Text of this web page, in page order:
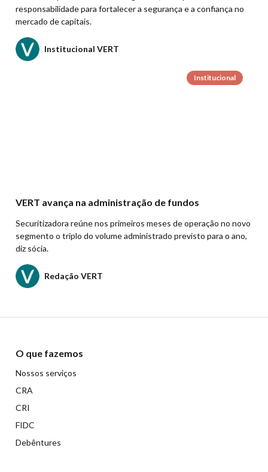
responsabilidade para fortalecer a segurança e a confiança no
mercado de capitais.
Institucional VERT
Institucional
VERT avança na administração de fundos
Securitizadora reúne nos primeiros meses de operação no novo
segmento o triplo do volume administrado previsto para o ano,
diz sócia.
Redação VERT
O que fazemos
Nossos serviços
CRA
CRI
FIDC
Debêntures